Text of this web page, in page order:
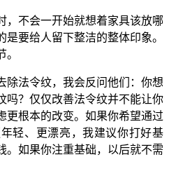
，不会一开始就想着家具该放哪
要给人留下整洁的整体印象。
除法令纹，我会反问他们：你想
吗？仅仅改善法令纹并不能让你
更根本的改变。如果你希望通过
轻、更漂亮，我建议你打好基
。如果你注重基础，以后就不需